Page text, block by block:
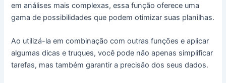
em análises mais complexas, essa função oferece uma
gama de possibilidades que podem otimizar suas planilhas.
Ao utilizá-la em combinação com outras funções e aplicar
algumas dicas e truques, você pode não apenas simplificar
tarefas, mas também garantir a precisão dos seus dados.